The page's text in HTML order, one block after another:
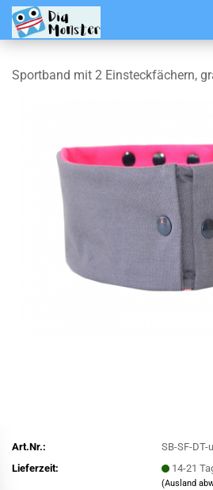
Sportband mit 2 Einsteckfächern,
Art.Nr.:
SB-SF-DT-
Lieferzeit:
14-21
(Ausland